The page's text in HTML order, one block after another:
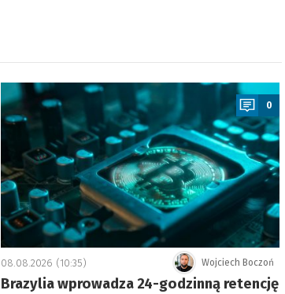
a
0
Wojciech Boczoń
08.08.2026 (10:35)
Brazylia wprowadza 24-godzinną retencję